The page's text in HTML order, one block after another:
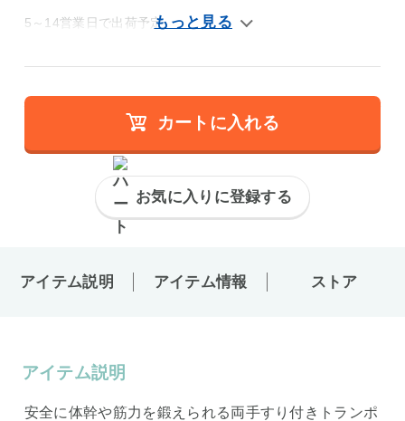
5～14営業日で出荷予定
カートに入れる
お気に入りに登録する
アイテム説明 アイテム情報 ストア
アイテム説明
安全に体幹や筋力を鍛えられる両手すり付きトランポ